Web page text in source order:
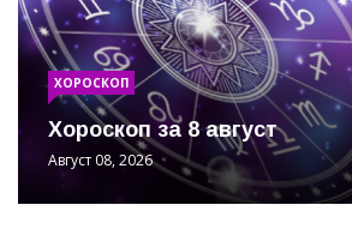
ХОРОСКОП
Хороскоп за 8 август
Август 08, 2026